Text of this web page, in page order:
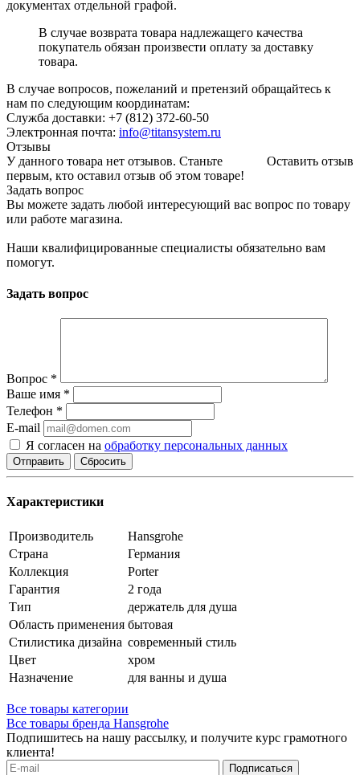
документах отдельной графой.
В случае возврата товара надлежащего качества
покупатель обязан произвести оплату за доставку
товара.
В случае вопросов, пожеланий и претензий обращайтесь к
нам по следующим координатам:
Служба доставки: +7 (812) 372-60-50
Электронная почта: info@titansystem.ru
Отзывы
Оставить отзыв
У данного товара нет отзывов. Станьте
первым, кто оставил отзыв об этом товаре!
Задать вопрос
Вы можете задать любой интересующий вас вопрос по товару
или работе магазина.
Наши квалифицированные специалисты обязательно вам
помогут.
Задать вопрос
Вопрос *
Ваше имя *
Телефон *
E-mail
Я согласен на обработку персональных данных
Сбросить
Характеристики
Производитель
Hansgrohe
Страна
Германия
Коллекция
Porter
Гарантия
2 года
Тип
держатель для душа
Область применения бытовая
Стилистика дизайна современный стиль
Цвет
хром
Назначение
для ванны и душа
Все товары категории
Все товары бренда Hansgrohe
Подпишитесь на нашу рассылку, и получите курс грамотного
клиента!